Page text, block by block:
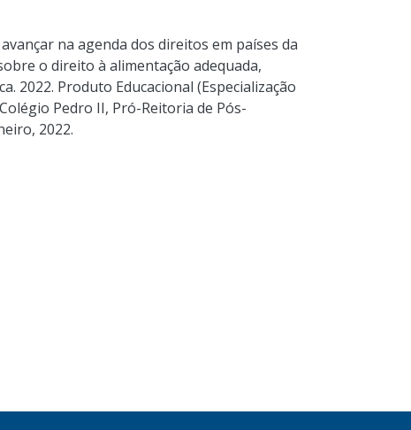
na agenda dos direitos em países da
o direito à alimentação adequada,
2022. Produto Educacional (Especialização
Pedro II, Pró-Reitoria de Pós-
2022.